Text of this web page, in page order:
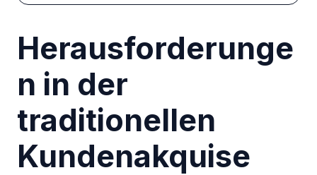
Herausforderunge
n in der
traditionellen
Kundenakquise